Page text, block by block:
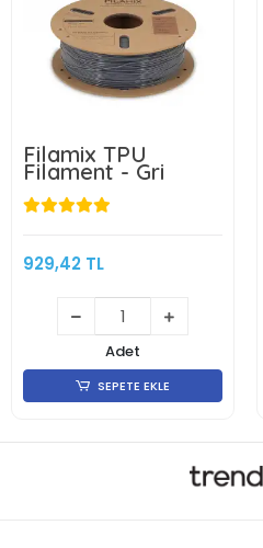
Filamix TPU
Filament - Gri
929,42 TL
Adet
SEPETE EKLE